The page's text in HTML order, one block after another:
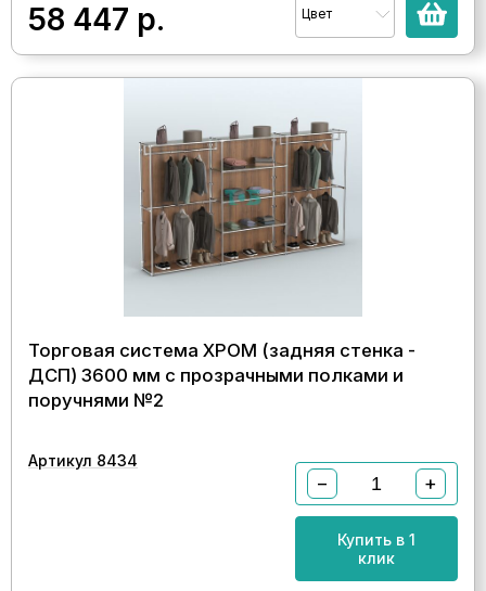
58 447 р. Цвет
Торговая система ХРОМ (задняя стенка -
ДСП) 3600 мм с прозрачными полками и
поручнями №2
Артикул 8434
− +
Купить в 1
клик